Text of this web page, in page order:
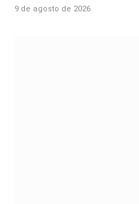
9 de agosto de 2026